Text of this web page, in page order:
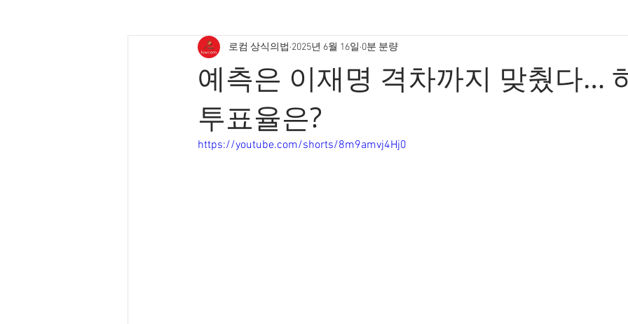
예측은 이재명 격차까지 맞췄다…
투표율은?
로컴 상식의법 2025년 6월 16일 0분 분량
https://youtube.com/shorts/8m9amvj4Hj0